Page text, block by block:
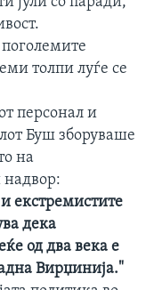
толпи луѓе се
персонал и
Буш зборуваше
на
надвор:
екстремистите
дека
од два века е
Вирџинија."